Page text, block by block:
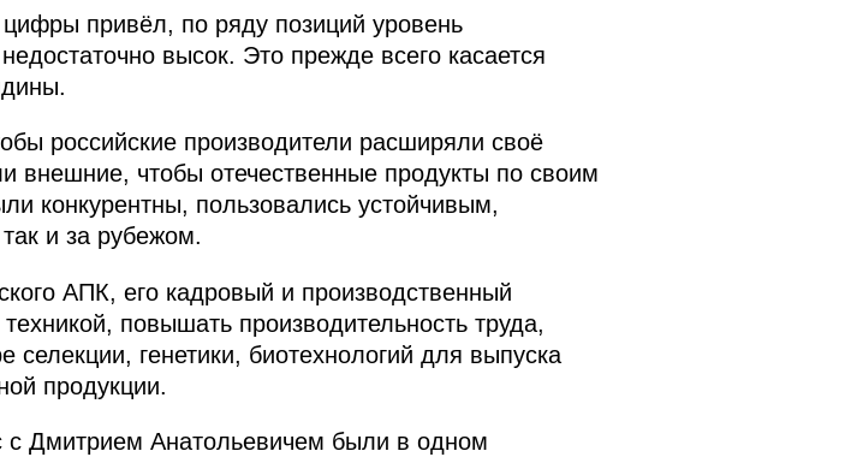
привёл, по ряду позиций уровень
высок. Это прежде всего касается
российские производители расширяли своё
внешние, чтобы отечественные продукты по своим
конкурентны, пользовались устойчивым,
и за рубежом.
АПК, его кадровый и производственный
повышать производительность труда,
селекции, генетики, биотехнологий для выпуска
продукции.
с Дмитрием Анатольевичем были в одном